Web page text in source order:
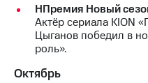
НПремия Новый
Актёр сериала KION
Цыганов победил в
роль».
Октябрь